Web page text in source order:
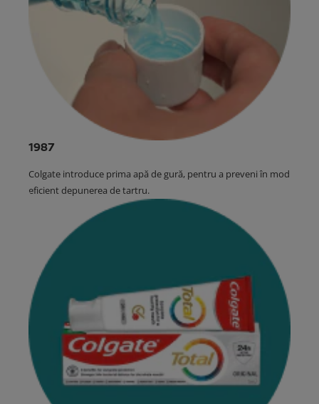
1987
Colgate introduce prima apă de gură, pentru a preveni în mod
eficient depunerea de tartru.